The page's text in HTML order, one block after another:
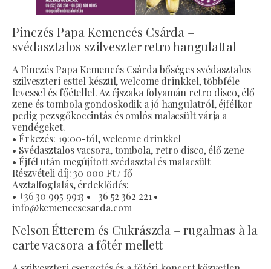
Pinczés Papa Kemencés Csárda –
svédasztalos szilveszter retro hangulattal
A Pinczés Papa Kemencés Csárda bőséges svédasztalos
szilveszteri esttel készül, welcome drinkkel, többféle
levessel és főétellel. Az éjszaka folyamán retro disco, élő
zene és tombola gondoskodik a jó hangulatról, éjfélkor
pedig pezsgőkoccintás és omlós malacsült várja a
vendégeket.
• Érkezés: 19:00-tól, welcome drinkkel
• Svédasztalos vacsora, tombola, retro disco, élő zene
• Éjfél után megújított svédasztal és malacsült
Részvételi díj: 30 000 Ft / fő
Asztalfoglalás, érdeklődés:
• +36 30 995 9913 • +36 52 362 221 •
info@kemencescsarda.com
Nelson Étterem és Cukrászda – rugalmas à la
carte vacsora a főtér mellett